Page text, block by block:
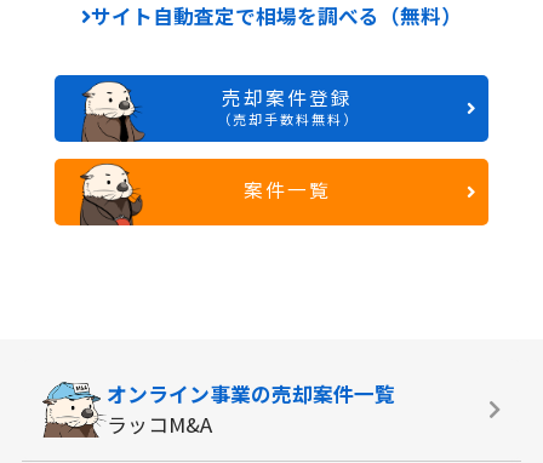
サイト自動査定で相場を調べる（無料）
売却案件登録
（売却手数料無料）
案件一覧
オンライン事業の売却案件一覧
ラッコM&A